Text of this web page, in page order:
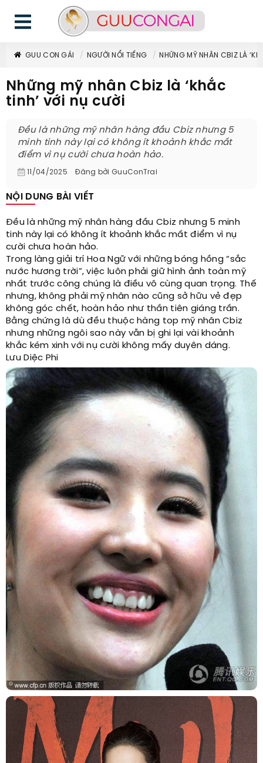
GUU CON GÁI NGƯỜI NỔI TIẾNG NHỮNG MỸ NHÂN CBIZ LÀ
Những mỹ nhân Cbiz là ‘khắc
tinh’ với nụ cười
Đều là những mỹ nhân hàng đầu Cbiz nhưng 5
minh tinh này lại có không ít khoảnh khắc mất
điểm vì nụ cười chưa hoàn hảo.
11/04/2025 Đăng bởi GuuConTrai
NỘI DUNG BÀI VIẾT
Đều là những mỹ nhân hàng đầu Cbiz nhưng 5 minh
tinh này lại có không ít khoảnh khắc mất điểm vì nụ
cười chưa hoàn hảo.
Trong làng giải trí Hoa Ngữ với những bóng hồng “sắc
nước hương trời”, việc luôn phải giữ hình ảnh toàn mỹ
nhất trước công chúng là điều vô cùng quan trọng. Thế
nhưng, không phải mỹ nhân nào cũng sở hữu vẻ đẹp
không góc chết, hoàn hảo như thần tiên giáng trần.
Bằng chứng là dù đều thuộc hàng top mỹ nhân Cbiz
nhưng những ngôi sao này vẫn bị ghi lại vài khoảnh
khắc kém xinh với nụ cười không mấy duyên dáng.
Lưu Diệc Phi